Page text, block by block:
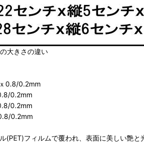
大きさの違い
0.8/0.2mm
0.2mm
0.2mm
0.2mm
(PET)フィルムで覆われ、表面に美しい艶